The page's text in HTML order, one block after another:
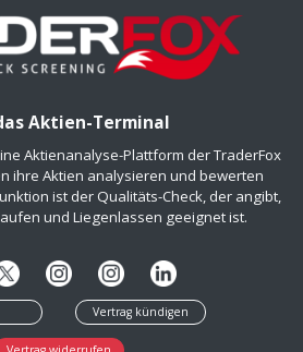
Aktien-Terminal
Aktienanalyse-Plattform der TraderFox
ihre Aktien analysieren und bewerten
ist der Qualitäts-Check, der angibt,
und Liegenlassen geeignet ist.
Vertrag kündigen